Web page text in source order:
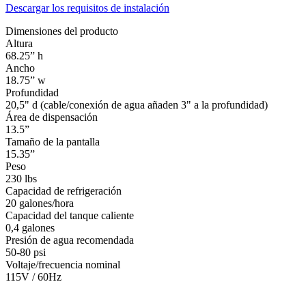
Descargar los requisitos de instalación
Dimensiones del producto
Altura
68.25” h
Ancho
18.75” w
Profundidad
20,5" d (cable/conexión de agua añaden 3" a la profundidad)
Área de dispensación
13.5”
Tamaño de la pantalla
15.35”
Peso
230 lbs
Capacidad de refrigeración
20 galones/hora
Capacidad del tanque caliente
0,4 galones
Presión de agua recomendada
50-80 psi
Voltaje/frecuencia nominal
115V / 60Hz